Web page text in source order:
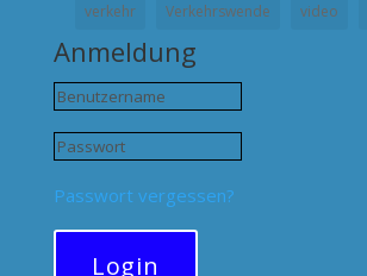
verkehr Verkehrswende video
Anmeldung
Passwort vergessen?
Login